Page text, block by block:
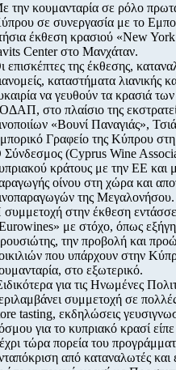
την κουμανταρία σε ρόλο
σε συνεργασία με το
έκθεση κρασιού «New
Center στο Μανχάταν.
επισκέπτες της έκθεσης,
καταστήματα λιανικής
να γευθούν τα κρασιά
στο πλαίσιο της
«Βουνί Παναγιάς»,
Γραφείο της Κύπρου
(Cyprus Wine
κράτους με την ΕΕ και
οίνου στη χώρα και
της Μεγαλονήσου.
στην έκθεση
με στόχο, όπως
την προβολή και
που υπάρχουν στην
στο εξωτερικό.
για τις Ηνωμένες
συμμετοχή σε
tasting, εκδηλώσεις
για το κυπριακό κρασί
τώρα πορεία του
από καταναλωτές